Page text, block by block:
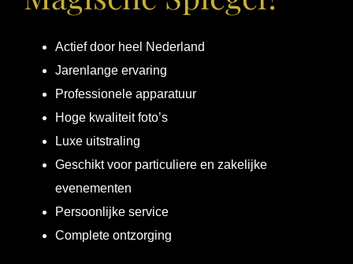
Actief door heel Nederland
Jarenlange ervaring
Professionele apparatuur
Hoge kwaliteit foto’s
Luxe uitstraling
Geschikt voor particuliere en zakelijke
evenementen
Persoonlijke service
Complete ontzorging